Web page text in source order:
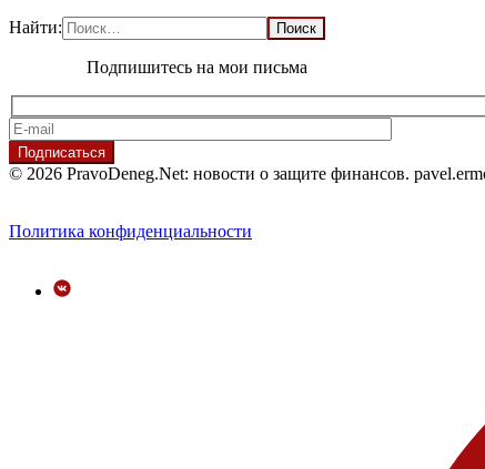
Найти:
Подпишитесь на мои письма
© 2026 PravoDeneg.Net: новости о защите финансов.
Политика конфиденциальности